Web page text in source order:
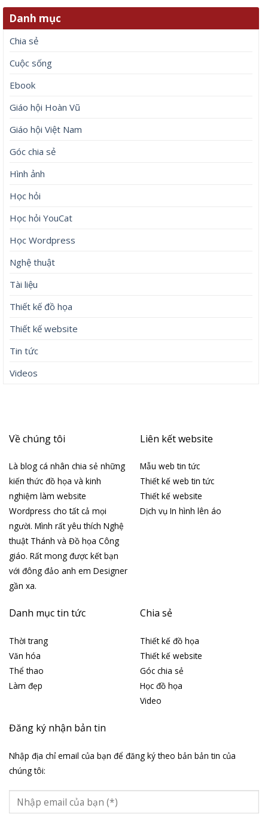
Danh mục
Chia sẻ
Cuộc sống
Ebook
Giáo hội Hoàn Vũ
Giáo hội Việt Nam
Góc chia sẻ
Hình ảnh
Học hỏi
Học hỏi YouCat
Học Wordpress
Nghệ thuật
Tài liệu
Thiết kế đồ họa
Thiết kế website
Tin tức
Videos
Về chúng tôi
Là blog cá nhân chia sẻ những
kiến thức đồ họa và kinh
nghiệm làm website
Wordpress cho tất cả mọi
người. Mình rất yêu thích Nghệ
thuật Thánh và Đồ họa Công
giáo. Rất mong được kết bạn
với đông đảo anh em Designer
gần xa.
Liên kết website
Mẫu web tin tức
Thiết kế web tin tức
Thiết kế website
Dịch vụ In hình lên áo
Danh mục tin tức
Thời trang
Văn hóa
Thể thao
Làm đẹp
Chia sẻ
Thiết kế đồ họa
Thiết kế website
Góc chia sẻ
Học đồ họa
Video
Đăng ký nhận bản tin
Nhập địa chỉ email của bạn để đăng ký theo bản bản tin của
chúng tôi: